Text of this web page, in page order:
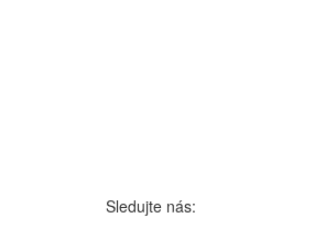
Sledujte nás: